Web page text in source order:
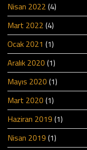
Nisan 2022 (4)
Mart 2022 (4)
Ocak 2021 (1)
Aralık 2020 (1)
Mayıs 2020 (1)
Mart 2020 (1)
Haziran 2019 (1)
Nisan 2019 (1)